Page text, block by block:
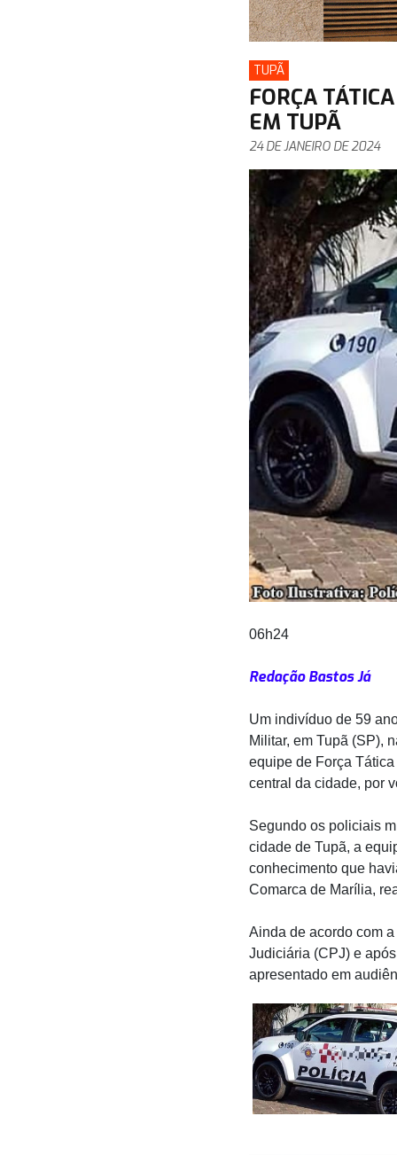
TUPÃ
FORÇA
EM TUPÃ
24 DE JANEIRO DE 2024
06h24
Redação Bastos Já
Um indivíduo de 59
Militar, em Tupã (SP),
equipe de Força
central da cidade, por
Segundo os policiais
cidade de Tupã, a
conhecimento que
Comarca de Marília,
Ainda de acordo com
Judiciária (CPJ) e
apresentado em